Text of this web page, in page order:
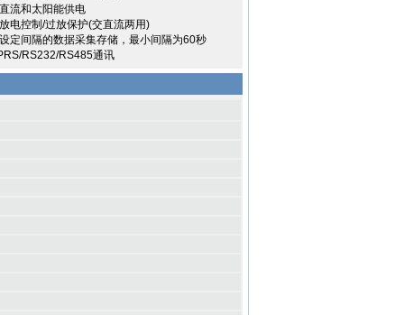
和太阳能供电
电控制/过放保护(交直流两用)
定间隔的数据采集存储，最小间隔为60秒
RS232/RS485通讯